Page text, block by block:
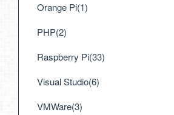
Orange Pi(1)
PHP(2)
Raspberry Pi(33)
Visual Studio(6)
VMWare(3)